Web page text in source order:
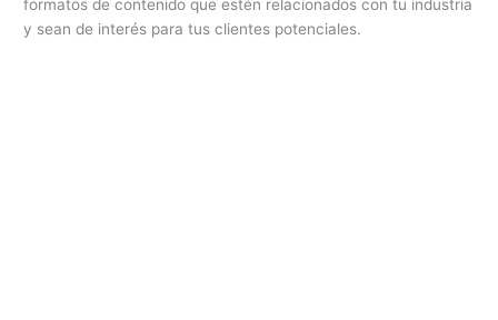
formatos de contenido que estén relacionados con tu industria
y sean de interés para tus clientes potenciales.